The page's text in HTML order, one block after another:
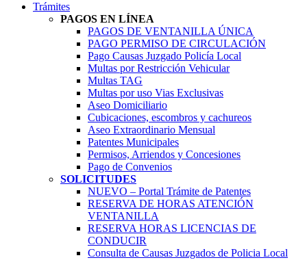
Trámites
PAGOS EN LÍNEA
PAGOS DE VENTANILLA ÚNICA
PAGO PERMISO DE CIRCULACIÓN
Pago Causas Juzgado Policía Local
Multas por Restricción Vehicular
Multas TAG
Multas por uso Vias Exclusivas
Aseo Domiciliario
Cubicaciones, escombros y cachureos
Aseo Extraordinario Mensual
Patentes Municipales
Permisos, Arriendos y Concesiones
Pago de Convenios
SOLICITUDES
NUEVO – Portal Trámite de Patentes
RESERVA DE HORAS ATENCIÓN
VENTANILLA
RESERVA HORAS LICENCIAS DE
CONDUCIR
Consulta de Causas Juzgados de Policia Local